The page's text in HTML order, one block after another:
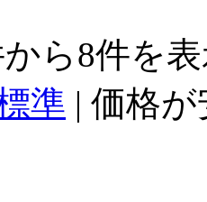
ら8件を
準 | 価格が